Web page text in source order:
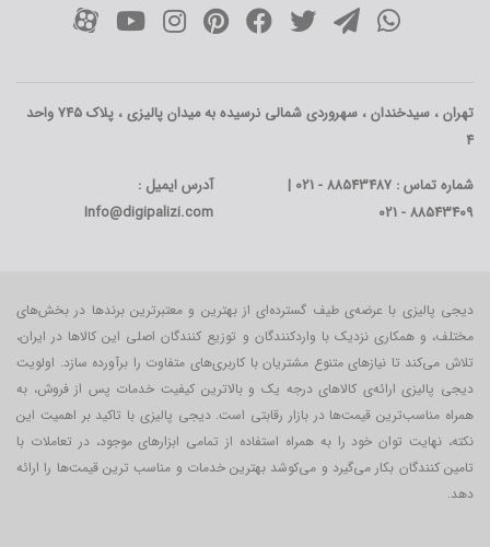
تهران ، سیدخندان ، سهروردی شمالی نرسیده به میدان پالیزی ، پلاک 745 واحد
4
شماره تماس : 88543487 - 021 |
88543409 - 021
آدرس ایمیل :
Info@digipalizi.com
دیجی پالیزی با عرضه‌ی طیف گسترده‌ای از بهترین و معتبرترین برندها در بخش‌های
مختلف، و همکاری نزدیک با واردکنندگان و توزیع کنندگان اصلی این کالاها در ایران،
تلاش می‌کند تا نیازهای متنوع مشتریان با کاربری‌‌های متفاوت را برآورده سازد. اولویت
دیجی پالیزی ارائه‌ی کالاهای درجه یک و بالاترین کیفیت خدمات پس از فروش، به
همراه مناسب‌ترین قیمت‌ها در بازار رقابتی است. دیجی پالیزی با تاکید بر اهمیت این
نکته، نهایت توان خود را به همراه استفاده از تمامی ابزارهای موجود، در تعاملات با
تامین کنندگان بکار می‎‌گیرد و می‌کوشد بهترین خدمات و مناسب ترین قیمت‌ها را ارائه
دهد.